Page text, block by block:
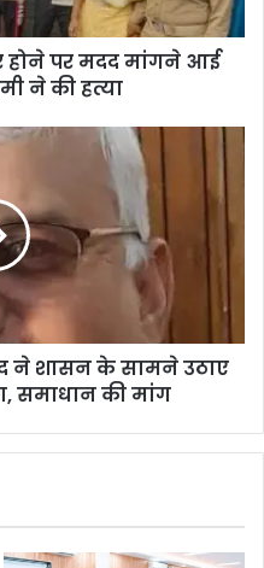
होने पर मदद मांगने आई
ने की हत्या
ने शासन के सामने उठाए
समाधान की मांग